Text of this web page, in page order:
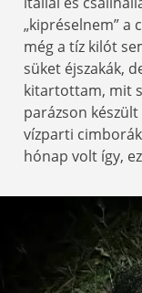
„kipréselnem” a
még a tíz kilót
süket éjszakák,
kitartottam, mit
parázson készült
vízparti
hónap volt így,